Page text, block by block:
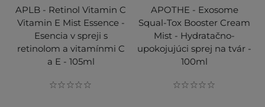
APLB - Retinol Vitamin C
Vitamin E Mist Essence -
Esencia v spreji s
retinolom a vitamínmi C
a E - 105ml
APOTHE - Exosome
Squal-Tox Booster Cream
Mist - Hydratačno-
upokojujúci sprej na tvár -
100ml